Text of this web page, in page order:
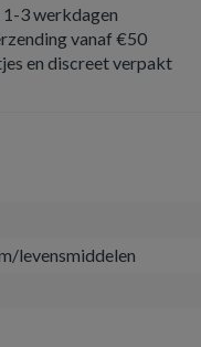
3 werkdagen
vanaf €50
en discreet verpakt
levensmiddelen